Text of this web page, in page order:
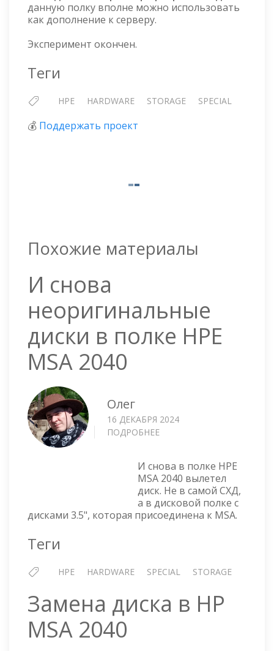
данную полку вполне можно использовать
как дополнение к серверу.
Эксперимент окончен.
Теги
HPE HARDWARE STORAGE SPECIAL
💰 Поддержать проект
Похожие материалы
И снова
неоригинальные
диски в полке HPE
MSA 2040
Олег
16 ДЕКАБРЯ 2024
ПОДРОБНЕЕ
НЕОРИГИНАЛЬНЫЕ
ДИСКИ
В
ПОЛКЕ
HPE
И снова в полке HPE
MSA 2040 вылетел
диск. Не в самой СХД,
а в дисковой полке с
дисками 3.5", которая присоединена к MSA.
Теги
HPE HARDWARE SPECIAL STORAGE
Замена диска в HP
MSA 2040